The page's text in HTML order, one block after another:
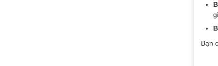
Bạn